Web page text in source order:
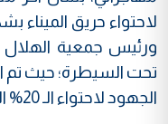
لاحتواء حريق
ورئيس جمعية الهلال
تحت السيطرة؛ حيث تم
الجهود لاحتواء الـ 20% المتبقية".